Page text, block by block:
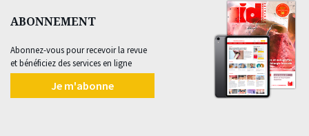
ABONNEMENT
Abonnez-vous pour recevoir la revue
et bénéficiez des services en ligne
Je m'abonne